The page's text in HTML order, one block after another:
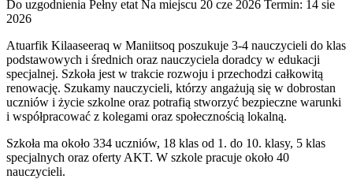
Do uzgodnienia Pełny etat Na miejscu 20 cze 2026 Termin: 14 sie
2026
Atuarfik Kilaaseeraq w Maniitsoq poszukuje 3-4 nauczycieli do klas
podstawowych i średnich oraz nauczyciela doradcy w edukacji
specjalnej. Szkoła jest w trakcie rozwoju i przechodzi całkowitą
renowację. Szukamy nauczycieli, którzy angażują się w dobrostan
uczniów i życie szkolne oraz potrafią stworzyć bezpieczne warunki
i współpracować z kolegami oraz społecznością lokalną.
Szkoła ma około 334 uczniów, 18 klas od 1. do 10. klasy, 5 klas
specjalnych oraz oferty AKT. W szkole pracuje około 40
nauczycieli.